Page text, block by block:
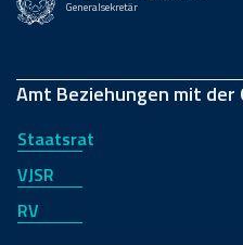
Generalsekretär
Amt Beziehungen mit
Staatsrat
VJSR
RV